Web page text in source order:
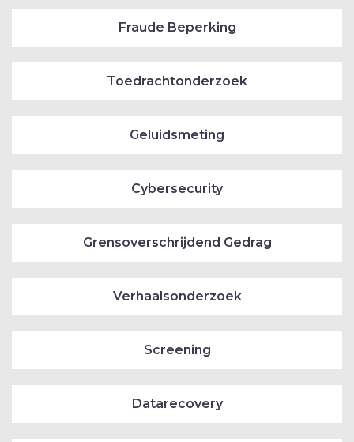
Fraude Beperking
Toedrachtonderzoek
Geluidsmeting
Cybersecurity
Grensoverschrijdend Gedrag
Verhaalsonderzoek
Screening
Datarecovery